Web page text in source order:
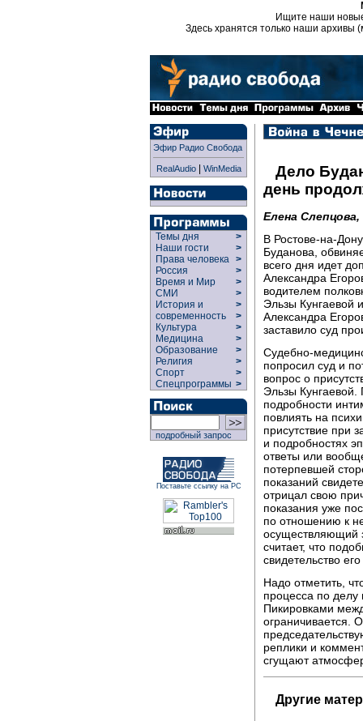
Ищите наши
Здесь хранятся только наши архивы
Эфир Радио Свобода
RealAudio| WinMedia
Темы дня
>
Наши гости
>
Права человека >
Россия
>
Время и Мир
>
СМИ
>
История и
современность
>
>
Культура
>
Медицина
>
Образование
>
Религия
>
Спорт
>
Спецпрограммы >
подробный запрос
Поставьте ссылку на РС
Дело
день
Елена Слепцова,
В Ростове-на-
Буданова,
всего дня идет
Александра
водителем
Эльзы Кунгаевой
Александра
заставило суд
Судебно-
попросил суд и
вопрос о
Эльзы
подробности
повлиять на
присутствие при
и подробностях
ответы или
потерпевшей
показаний
отрицал свою
показания уже
по отношению к
осуществляющий
считает, что
свидетельство
Надо отметить,
процесса по делу
Пикировками
ограничивается.
реплики и
сгущают
Другие